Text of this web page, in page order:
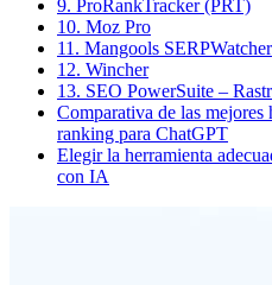
9. ProRankTracker (PRT)
10. Moz Pro
11. Mangools SERPWatcher
12. Wincher
13. SEO PowerSuite –
Comparativa de las mejores
ranking para ChatGPT
Elegir la herramienta
con IA